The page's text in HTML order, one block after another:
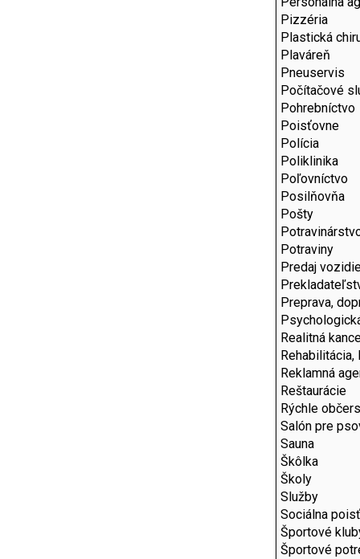
Pizzéria
Plastická
Plaváreň
Pneuservis
Počítačové
Pohrebníctvo
Poisťovne
Polícia
Poliklinika
Poľovníctvo
Posilňovňa
Pošty
Potraviny
Predaj
Preprava,
Realitná
Reklamná
Reštaurácie
Rýchle
Salón pre
Sauna
Škôlka
Školy
Služby
Sociálna
Športové
Športové